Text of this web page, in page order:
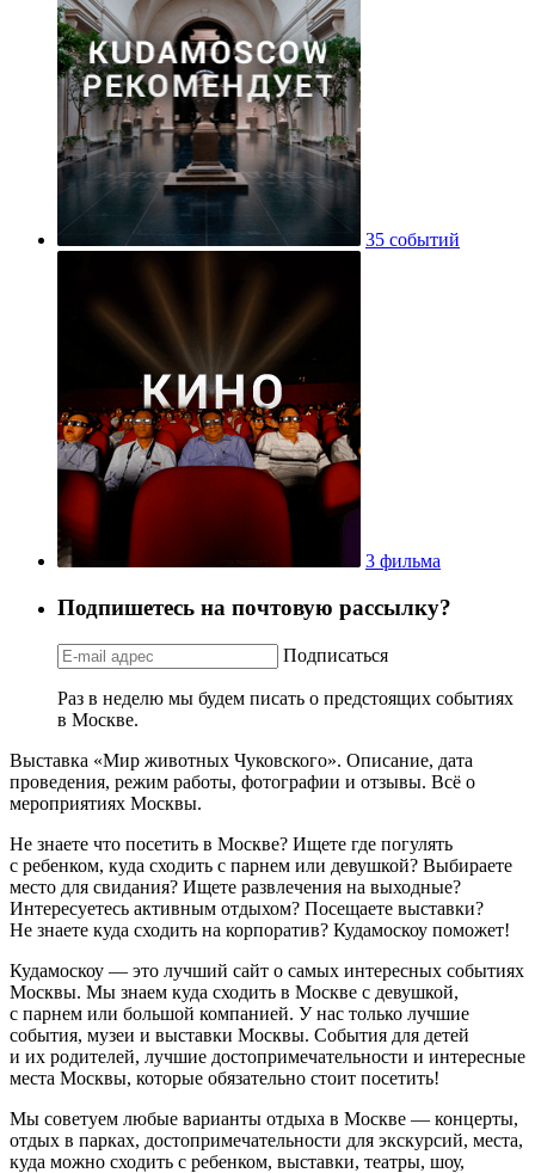
35 событий
3 фильма
Подпишетесь на почтовую рассылку?
Подписаться
Раз в неделю мы будем писать о предстоящих событиях
в Москве.
Выставка «Мир животных Чуковского». Описание, дата
проведения, режим работы, фотографии и отзывы. Всё о
мероприятиях Москвы.
Не знаете что посетить в Москве? Ищете где погулять
с ребенком, куда сходить с парнем или девушкой? Выбираете
место для свидания? Ищете развлечения на выходные?
Интересуетесь активным отдыхом? Посещаете выставки?
Не знаете куда сходить на корпоратив? Кудамоскоу поможет!
Кудамоскоу — это лучший сайт о самых интересных событиях
Москвы. Мы знаем куда сходить в Москве с девушкой,
с парнем или большой компанией. У нас только лучшие
события, музеи и выставки Москвы. События для детей
и их родителей, лучшие достопримечательности и интересные
места Москвы, которые обязательно стоит посетить!
Мы советуем любые варианты отдыха в Москве — концерты,
отдых в парках, достопримечательности для экскурсий, места,
куда можно сходить с ребенком, выставки, театры, шоу,